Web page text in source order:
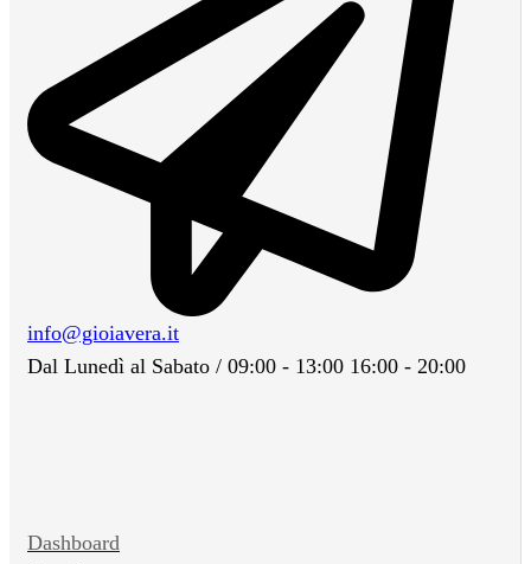
info@gioiavera.it
Dal Lunedì al Sabato / 09:00 - 13:00 16:00 - 20:00
Dashboard